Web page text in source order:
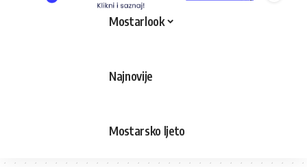
Mostarlook
Najnovije
Mostarsko ljeto